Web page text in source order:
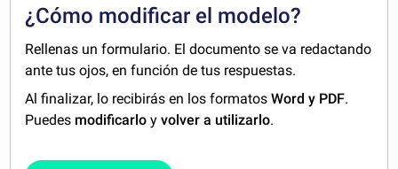
¿Cómo modificar el modelo?
Rellenas un formulario. El documento se va redactando
ante tus ojos, en función de tus respuestas.
Al finalizar, lo recibirás en los formatosWord y PDF.
Puedes modificarlo yvolver a utilizarlo.